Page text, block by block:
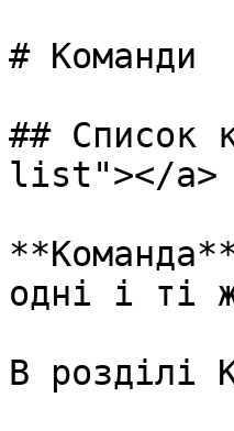
# Команди
## Список
list"></a>
одні і ті
В розділі